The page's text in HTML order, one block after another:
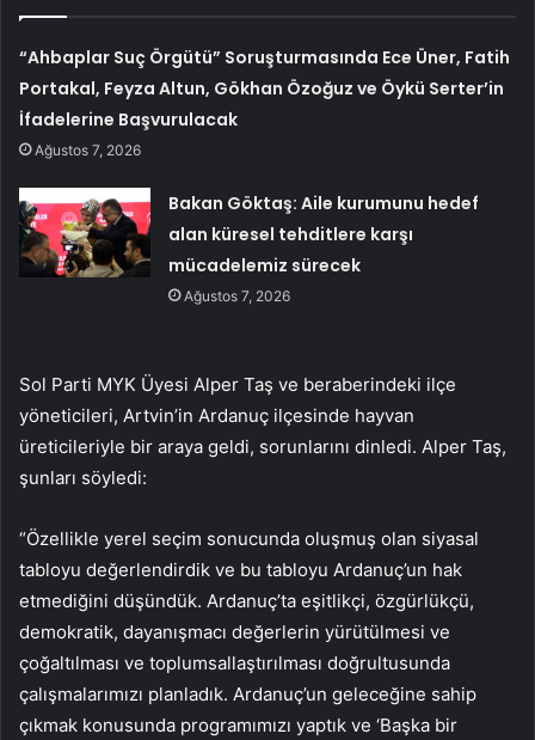
“Ahbaplar Suç Örgütü” Soruşturmasında Ece Üner, Fatih
Portakal, Feyza Altun, Gökhan Özoğuz ve Öykü Serter’in
İfadelerine Başvurulacak
Ağustos 7, 2026
Bakan Göktaş: Aile kurumunu hedef
alan küresel tehditlere karşı
mücadelemiz sürecek
Ağustos 7, 2026
Sol Parti MYK Üyesi Alper Taş ve beraberindeki ilçe
yöneticileri, Artvin’in Ardanuç ilçesinde hayvan
üreticileriyle bir araya geldi, sorunlarını dinledi. Alper Taş,
şunları söyledi:
“Özellikle yerel seçim sonucunda oluşmuş olan siyasal
tabloyu değerlendirdik ve bu tabloyu Ardanuç’un hak
etmediğini düşündük. Ardanuç’ta eşitlikçi, özgürlükçü,
demokratik, dayanışmacı değerlerin yürütülmesi ve
çoğaltılması ve toplumsallaştırılması doğrultusunda
çalışmalarımızı planladık. Ardanuç’un geleceğine sahip
çıkmak konusunda programımızı yaptık ve ‘Başka bir